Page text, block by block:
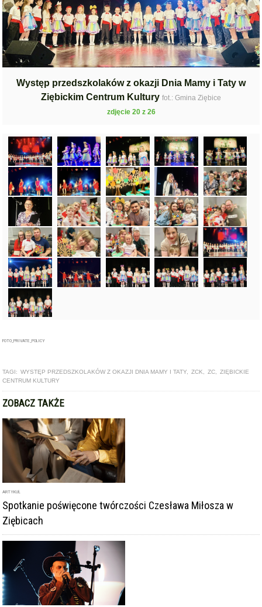
Występ przedszkolaków z okazji Dnia Mamy i Taty w
Ziębickim Centrum Kultury fot.: Gmina Ziębice
zdjęcie 20 z 26
FOTO_PRIVATE_POLICY
TAGI: WYSTĘP PRZEDSZKOLAKÓW Z OKAZJI DNIA MAMY I TATY, ZCK, ZC, ZIĘBICKIE
CENTRUM KULTURY
ZOBACZ TAKŻE
ARTYKUŁ
Spotkanie poświęcone twórczości Czesława Miłosza w
Ziębicach